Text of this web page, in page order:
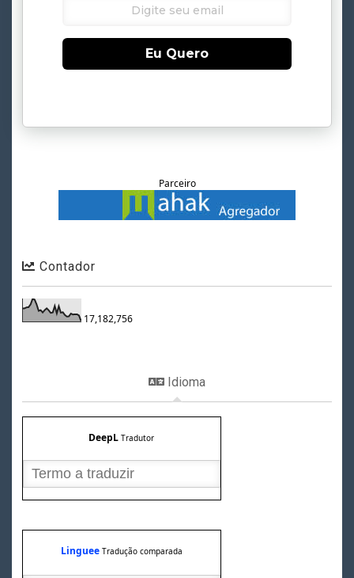
Eu Quero
Parceiro
Contador
17,182,756
Idioma
DeepL Tradutor
Linguee Tradução comparada